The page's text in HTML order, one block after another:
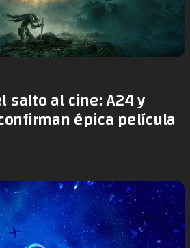
salto al cine: A24 y
épica película